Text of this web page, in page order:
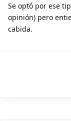
Se optó por ese
opinión) pero
cabida.